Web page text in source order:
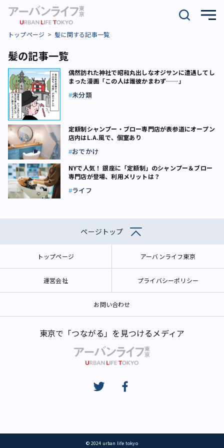
トップページ 髪に関する記事一覧
髪の記事一覧
偶然訪れた神社で昭和丸出しなオジサンに遭遇してし
まった漫画「この人は誰彼かまわず……」
未分類
定額制シャンプー・ブロー専門店が表参道にオープン
店内はL.A.風で、個室あり
おでかけ
NYで人気！ 銀座に「定額制」のシャンプー＆ブロー
専門店が登場、利用メリットは？
ライフ
ページトップ
トップページ アーバンライフ東京
運営会社 プライバシーポリシー
お問い合わせ
東京で「つながる」を見つけるメディア
© 2024 urban life tokyo